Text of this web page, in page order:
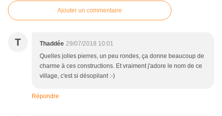
Ajouter un commentaire
T Thaddée 29/07/2018 10:01
Quelles jolies pierres, un peu rondes, ça donne beaucoup de
charme à ces constructions. Et vraiment j'adore le nom de ce
village, c'est si désopilant :-)
Répondre